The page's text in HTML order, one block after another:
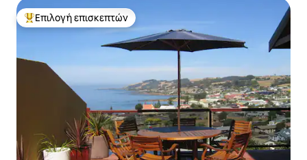
Κορυφαία επιλογή επισκεπτών
Επιλογή επισκεπτών